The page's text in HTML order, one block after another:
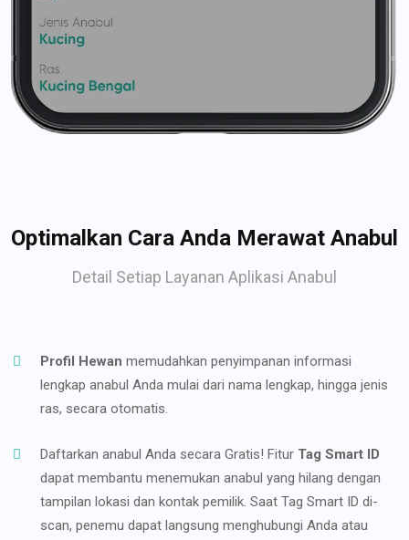
Optimalkan Cara Anda Merawat Anabul
Detail Setiap Layanan Aplikasi Anabul
Profil Hewan memudahkan penyimpanan informasi
lengkap anabul Anda mulai dari nama lengkap, hingga jenis
ras, secara otomatis.
Daftarkan anabul Anda secara Gratis! Fitur Tag Smart ID
dapat membantu menemukan anabul yang hilang dengan
tampilan lokasi dan kontak pemilik. Saat Tag Smart ID di-
scan, penemu dapat langsung menghubungi Anda atau